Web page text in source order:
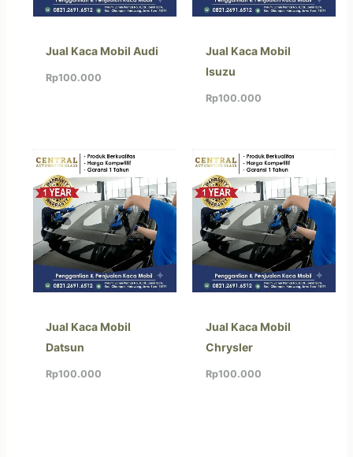
Jual Kaca Mobil Audi
Rp100.000
Jual Kaca Mobil
Isuzu
Rp100.000
Jual Kaca Mobil
Datsun
Rp100.000
Jual Kaca Mobil
Chrysler
Rp100.000